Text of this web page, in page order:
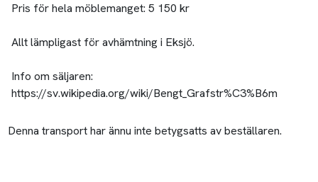
Pris för hela möblemanget: 5 150 kr
Allt lämpligast för avhämtning i Eksjö.
Info om säljaren:
https://sv.wikipedia.org/wiki/Bengt_Grafstr%C3%B6m
Denna transport har ännu inte betygsatts av beställaren.